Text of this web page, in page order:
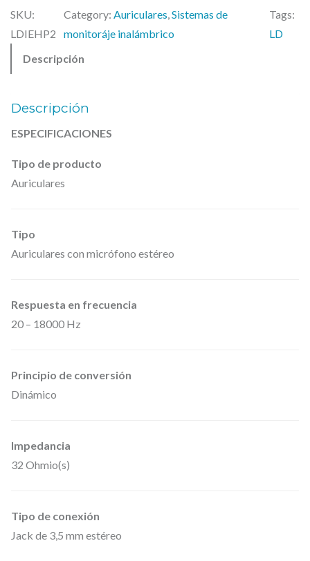
2
2
0
s
t
e
s
H
P
i
c
l
a
m
o
SKU:
LDIEHP2
Category:Auriculares, Sistemas de
monitoráje inalámbrico
Tags:
LD
Descripción
Descripción
ESPECIFICACIONES
Tipo de producto
Auriculares
Tipo
Auriculares con micrófono estéreo
Respuesta en frecuencia
20 – 18000 Hz
Principio de conversión
Dinámico
Impedancia
32 Ohmio(s)
Tipo de conexión
Jack de 3,5 mm estéreo